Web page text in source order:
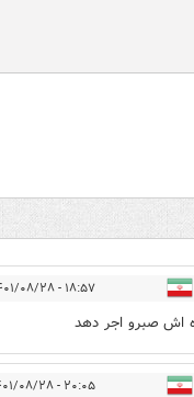
۱۸:۵۷ - ۱۴۰۱/۰۸/۲۸
اش صبرو اجر دهد
۲۰:۰۵ - ۱۴۰۱/۰۸/۲۸